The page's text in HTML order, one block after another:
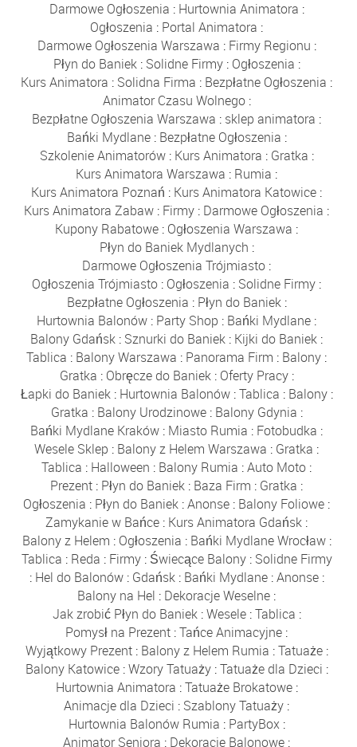
Darmowe Ogłoszenia : Hurtownia Animatora :
Ogłoszenia : Portal Animatora :
Darmowe Ogłoszenia Warszawa : Firmy Regionu :
Płyn do Baniek: Solidne Firmy: Ogłoszenia :
Kurs Animatora : Solidna Firma : Bezpłatne Ogłoszenia :
Animator Czasu Wolnego:
Bezpłatne Ogłoszenia Warszawa : sklep animatora :
Bańki Mydlane: Bezpłatne Ogłoszenia :
Szkolenie Animatorów: Kurs Animatora : Gratka :
Kurs Animatora Warszawa : Rumia :
Kurs Animatora Poznań : Kurs Animatora Katowice :
Kurs Animatora Zabaw : Firmy : Darmowe Ogłoszenia :
Kupony Rabatowe : Ogłoszenia Warszawa :
Płyn do Baniek Mydlanych :
Darmowe Ogłoszenia Trójmiasto :
Ogłoszenia Trójmiasto : Ogłoszenia : Solidne Firmy :
Bezpłatne Ogłoszenia : Płyn do Baniek:
Hurtownia Balonów : Party Shop : Bańki Mydlane :
Balony Gdańsk : Sznurki do Baniek : Kijki do Baniek :
Tablica : Balony Warszawa : Panorama Firm : Balony :
Gratka : Obręcze do Baniek: Oferty Pracy:
Łapki do Baniek: Hurtownia Balonów:Tablica : Balony:
Gratka : Balony Urodzinowe: Balony Gdynia :
Bańki Mydlane Kraków : Miasto Rumia : Fotobudka :
Wesele Sklep : Balony z Helem Warszawa : Gratka :
Tablica : Halloween : Balony Rumia :Auto Moto :
Prezent : Płyn do Baniek : Baza Firm : Gratka :
Ogłoszenia : Płyn do Baniek :Anonse : Balony Foliowe :
Zamykanie w Bańce : Kurs Animatora Gdańsk :
Balony z Helem : Ogłoszenia : Bańki Mydlane Wrocław:
Tablica : Reda : Firmy: Świecące Balony: Solidne Firmy
: Hel do Balonów: Gdańsk: Bańki Mydlane:Anonse:
Balony na Hel : Dekoracje Weselne :
Jak zrobić Płyn do Baniek:Wesele:Tablica :
Pomysł na Prezent :Tańce Animacyjne :
Wyjątkowy Prezent: Balony z Helem Rumia :Tatuaże:
Balony Katowice:Wzory Tatuaży:Tatuaże dla Dzieci :
Hurtownia Animatora :Tatuaże Brokatowe:
Animacje dla Dzieci : Szablony Tatuaży :
Hurtownia Balonów Rumia : PartyBox:
Animator Seniora : Dekoracje Balonowe :